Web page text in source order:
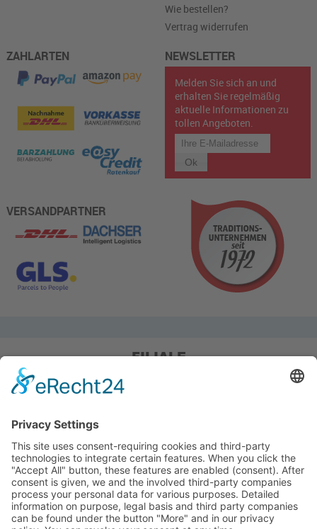
Wie bestellen?
Vertrag widerrufen
ZAHLARTEN
VERSANDPARTNER
NEWSLETTER
Melden Sie sich an und
erhalten Sie regelmäßig
aktuelle Informationen zu
tollen Angeboten.
FILIALE
Pieper Grillshop-24/Golf
Sandstraße 14-18
Pieper Zelt/Boot/Camping
Rockwoolstr. 35
45966 Gladbeck
Tel.: 0 20 43 / 9 73 70
info@pieper-freizeit.de